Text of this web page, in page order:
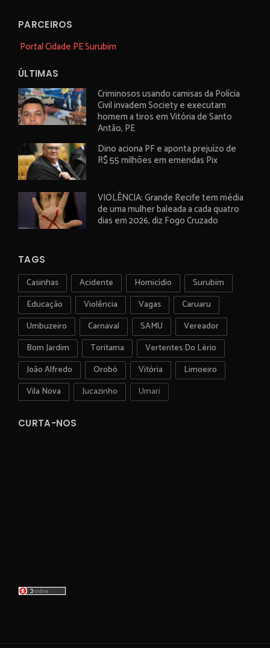
PARCEIROS
Portal Cidade PE Surubim
ÚLTIMAS
Criminosos usando camisas da Polícia
Civil invadem Society e executam
homem a tiros em Vitória de Santo
Antão, PE
Dino aciona PF e aponta prejuízo de
R$ 55 milhões em emendas Pix
VIOLÊNCIA: Grande Recife tem média
de uma mulher baleada a cada quatro
dias em 2026, diz Fogo Cruzado
TAGS
Casinhas Acidente Homicídio
Surubim
Educação
Violência Vagas
Caruaru
Umbuzeiro
Carnaval SAMU
Vereador
Bom Jardim
Toritama
Vertentes Do Lério
João Alfredo
Orobó Vitória
Limoeiro
Vila Nova
Jucazinho Umari
CURTA-NOS